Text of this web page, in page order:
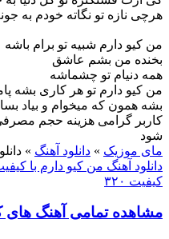
نازه تو نگاته خودم به جونم
دارم شبیه تو برام باشه
من بشم عاشق
تو چشماشه
دارم تو هر کاری بشه پامو
که میخوام و بیاد بسازه
گرامی هزینه حجم مصرفی
»دانلود آهنگ»دانلود
آهنگ من کیو دارم با کیفیت ۱۲۸
تمامی آهنگ های